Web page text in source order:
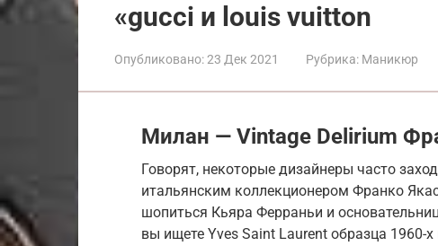
«gucci и louis vuitton
Опубликовано:23 Дек 2021 Рубрика: Маникюр
Милан — Vintage Delirium
Говорят, некоторые дизайнеры часто
итальянским коллекционером Франко
шопиться Кьяра Ферраньи и
вы ищете Yves Saint Laurent образца 1960-